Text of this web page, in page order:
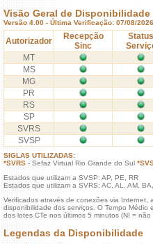
Visão Geral de
Versão 4.00 - Última Verificação: 07/08/
Autorizador
Recepção
Sinc
Status
MT
MS
MG
PR
RS
SP
SVRS
SVSP
SIGLAS UTILIZADAS:
*SVRS - Sefaz Virtual Rio Grande do Sul
Estados que utilizam a SVSP: AP, PE, RR
Estados que utilizam a SVRS: AC, AL, AM,
Verificados através de conexões via Internet,
disponibilidade dos serviços. O Tempo
dos lotes CTe nos últimos 5 minutos (NI = não
Legendas da Disponibilidade